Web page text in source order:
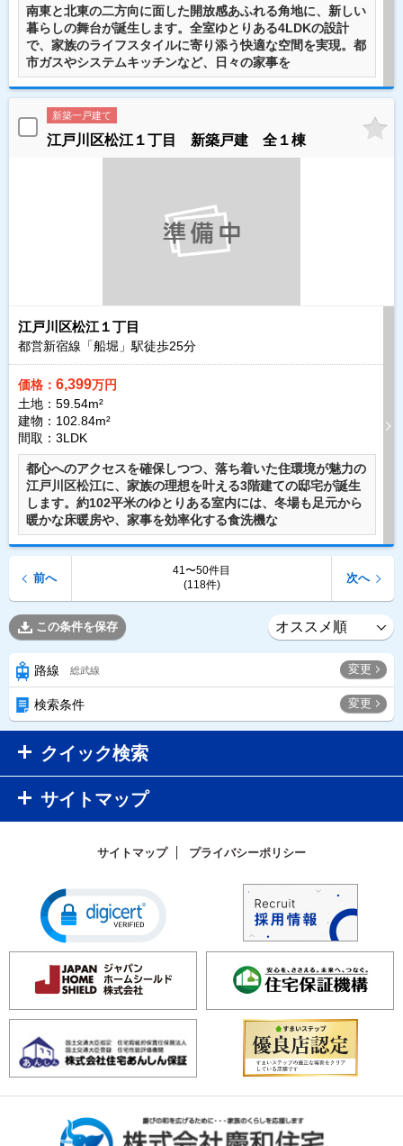
南東と北東の二方向に面した開放感あふれる角地に、新しい
暮らしの舞台が誕生します。全室ゆとりある4LDKの設計
で、家族のライフスタイルに寄り添う快適な空間を実現。都
市ガスやシステムキッチンなど、日々の家事を
新築一戸建て
江戸川区松江１丁目 新築戸建 全１棟
江戸川区松江１丁目
都営新宿線「船堀」駅徒歩25分
価格： 6,399万円
土地：59.54m²
建物：102.84m²
間取：3LDK
都心へのアクセスを確保しつつ、落ち着いた住環境が魅力の
江戸川区松江に、家族の理想を叶える3階建ての邸宅が誕生
します。約102平米のゆとりある室内には、冬場も足元から
暖かな床暖房や、家事を効率化する食洗機な
41〜50件目
(118件)
前へ 次へ
この条件を保存
路線 総武線 変更
検索条件 変更
クイック検索
サイトマップ
サイトマップ プライバシーポリシー